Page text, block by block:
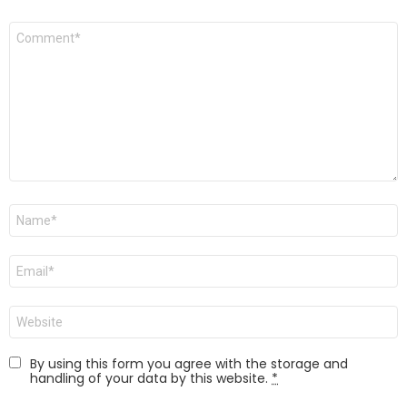
Kommentar
Navn
E-
post
*
Nettsted
By using this form you agree with the storage and
handling of your data by this website. *